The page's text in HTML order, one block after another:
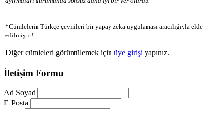
*Cümlelerin Türkçe çevirileri bir yapay zeka uygulaması aracılığıyla elde
edilmiştir!
Diğer cümleleri görüntülemek için üye girişi yapınız.
İletişim Formu
Ad Soyad
E-Posta